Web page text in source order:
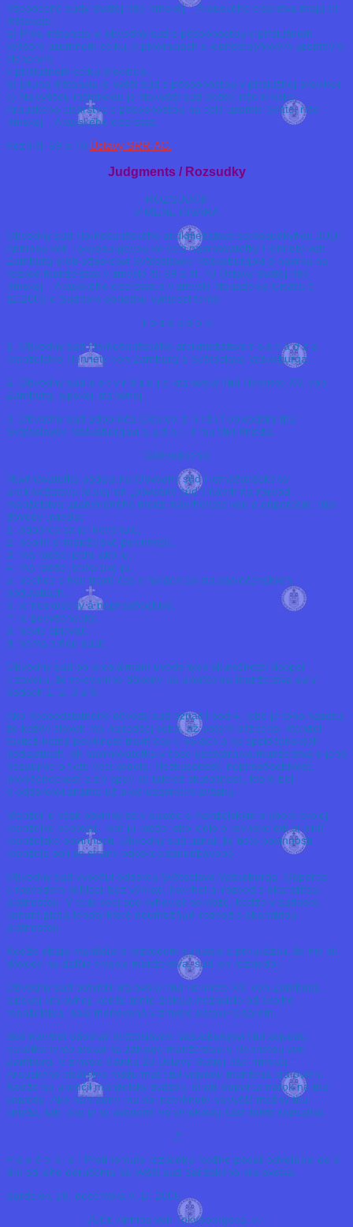
Všeobecné súdy Svätej ríše rímskej – Arauského cisárstva majú tri
inštancie:
a) Prvá inštancia je obvodný súd s pôsobnosťou v príslušnom
vyššom územnom celku, v provinciách s jednostupňovým územným
členením
v príslušnom celku provincie.
b) Druhá inštancia je vyšší súd s pôsobnosťou v príslušnej provincii.
c) Najvyššou inštanciou je Najvyšší súd Svätej ríše rímskej –
Arauského cisárstva s pôsobnosťou na celé územie Svätej ríše
rímskej – Arauského cisárstva.
Pozri čl. 69 a 70 Ústavy SRR-AC.
Judgments / Rozsudky
ROZSUDOK
V MENE CISÁRA
Obvodný súd Hornošarišského arcikniežatsva samosudkyňou JUDr.
Anninou von Tokyoburgovou vo veci navrhovateľky Henriety von
Zamburg proti odporcovi Svätoslavovi Vaškoburgovi o návrhu na
rozvod manželstva v zmysle čl. 69 a čl. 70 Ústavy Svätej ríše
rímskej – Arauského cisárstva a v zmysle Nariadenia Cisára č.
11/2003 o Súdnom poriadku vyniesol tento
r o z s u d o k:
1. Obvodný súd Hornošarišského arcikniežatsva r o z v á d z a
manželstvo Henriety von Zamburg a Svätoslava Vaškoburga.
2. Obvodný súd p o t v r d z u j e kráľovský titul Henriete XV. von
Zamburg, alpskej kráľovnej.
3. Obvodný súd odporúča Cisárovi z n í ž i ť vojvodský titul
Svätoslavovi Vaškoburgovi a u d e ľ i ť mu titul Knieža.
Odôvodnenie
Navrhovateľka podala na Obvodný súd Hornošarišského
arcikniežatsva (ďalej len „obvodný súd“) návrh na rozvod
manželstva uzatvoreného medzi navrhovateľkou a odporcom. Ako
dôvody uviedla:
1. odporca sa jej nevenuje,
2. neplní si manželské povinnosti,
3. má radšej jedlo ako ju,
4. má radšej seba ako ju,
5. nechce s ňou tráviť čas v horách ani na spoločenských
podujatiach,
6. je neskúsený a neprispôsobivý,
7. je povýšenecký,
8. nevie spievať,
9. nemá s ňou súcit.
Obvodný súd po preskúmaní uvedených skutočností dospel
k záveru, že relevantné dôvody na ukončenia manželstva sú v
bodoch 1, 2, 3 a 9.
Ako neopodstatnené dôvody súd označil bod 4, lebo je toho názoru,
že každý človek má najradšej seba, až potom blížneho. Manžel
taktiež nemá povinnosť tráviť čas v horách a na spoločenských
podujatiach, ak navrhovateľka v čase uzatvárania manželstva o jeho
nezaujme o tieto veci vedela. Neskúsenosť, neprispôsobivosť,
povýšeneckosť a zlý spev sú taktiež skutočnosti, ktoré boli
o odporcovi známe už pred uzavretím zväzku.
Manžel je však povinný sa v súlade s manželským sľubom svojej
manželke venovať, mať ju radšej ako jedlo a rovnako tak si plniť
manželské povinnosti. Obvodný súd uznal, že tieto povinnosti
manžela boli zo strany odporcu zanedbávané.
Obvodný súd vypočul odporcu Svätoslava Vaškoburga. Odporca
s rozvodom súhlasil bez výhrad, navrhol aj rozvod s okamžitou
platnosťou. V tejto veci súd vyhovieť nemôže, keďže v súdnom
konaní platia lehoty ktoré neumožňujú rozvod s okamžitou
platnosťou.
Keďže obaja manželia s rozvodom súhlasia a preukázali, že nie sú
dôvody na ďalšie trvanie manželstva, súd ich rozviedol.
Obvodný súd potvrdil kráľovský titul Henriete XV. von Zamburg,
alpskej kráľovnej, keďže tento získala nezávisle od svojho
manželstva, bola menovaná v zmysle ústavy Cisárom.
Súd navrhol odobrať Svätoslavovi Vaškoburgovi titul vojvodu,
nakoľko tento získal na základe manželstva s Henrietou von
Zamburg. V zmysle článku 10 Ústavy Svätej ríše rímskej –
Arauského cisárstva môžu mať titul vojvodu manželia kráľovien.
Keďže sa ukončil manželský zväzok, stratil odporca nárok na titul
vojvodu. Ako náhradný mu bol navrhnutý najvyšší možný titul –
knieža, tak, ako je to uvedené vo výrokovej časti tohto rozsudku.
//
P o u č e n i e : Proti tomuto rozsudku možno podať odvolanie do 3
dní od jeho doručenia na Vyšší súd Šarišského kráľovstva.
Bardejov, 18. decembra A. D. 2005
JUDr. Annina von Tokyoburgová, v.r.